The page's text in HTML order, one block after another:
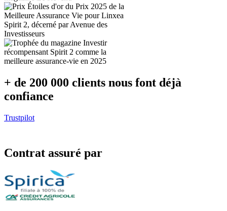
+ de 200 000 clients nous font déjà
confiance
Trustpilot
Contrat assuré par